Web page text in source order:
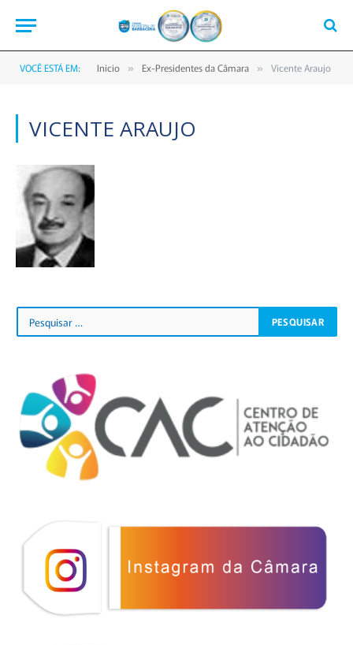
VOCÊ ESTÁ EM: Início » Ex-Presidentes da Câmara » Vicente Araujo
VICENTE ARAUJO